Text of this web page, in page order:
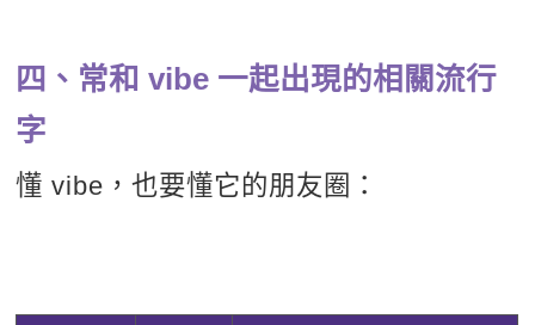
四、常和 vibe 一起出現的相關流行
字
懂 vibe，也要懂它的朋友圈：